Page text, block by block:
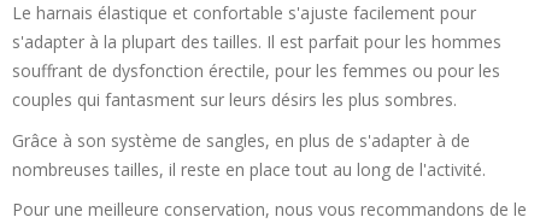
Le harnais élastique et confortable s'ajuste facilement pour
s'adapter à la plupart des tailles. Il est parfait pour les hommes
souffrant de dysfonction érectile, pour les femmes ou pour les
couples qui fantasment sur leurs désirs les plus sombres.
Grâce à son système de sangles, en plus de s'adapter à de
nombreuses tailles, il reste en place tout au long de l'activité.
Pour une meilleure conservation, nous vous recommandons de le